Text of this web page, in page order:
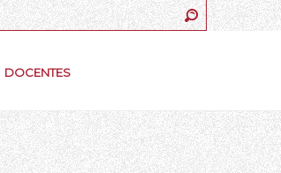
DOCENTES